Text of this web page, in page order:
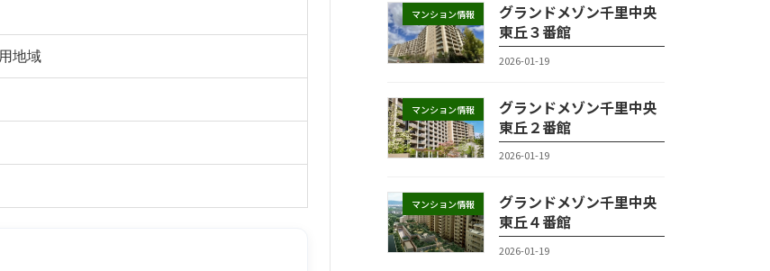
地域
マンション情報
グランドメゾン千里中央
東丘３番館
2026-01-19
マンション情報
グランドメゾン千里中央
東丘２番館
2026-01-19
マンション情報
グランドメゾン千里中央
東丘４番館
2026-01-19